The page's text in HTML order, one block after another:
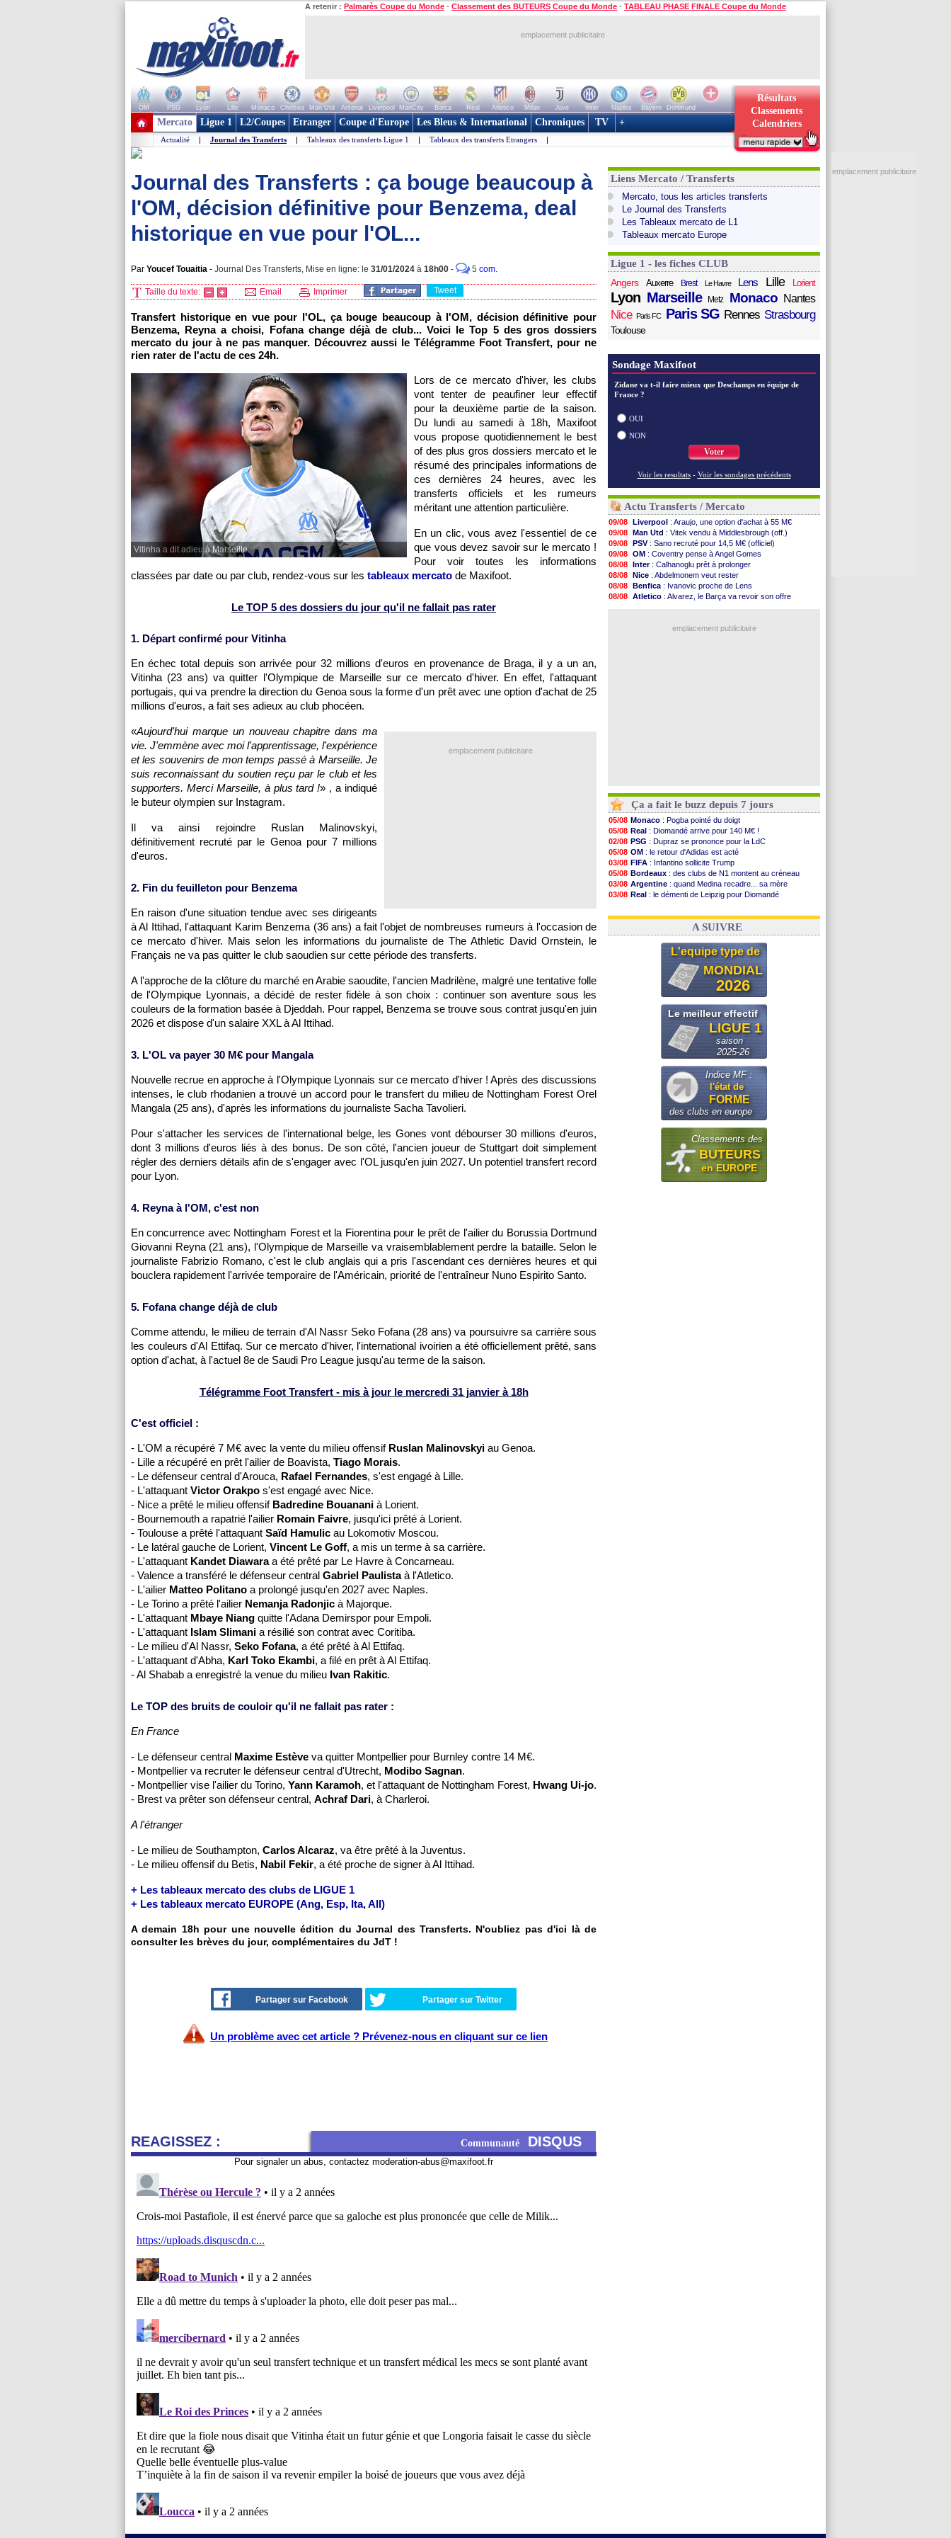
A retenir : Palmarès Coupe du Monde - Classement des BUTEURS Coupe du Monde - TABLEAU PHASE FINALE Coupe du Monde
emplacement publicitaire
OM PSG Lyon Lille Monaco Chelsea Man Utd Arsenal Liverpool ManCity Barca Real Atletico Milan Juve Inter Naples Bayern
Dortmund
+ de clubs
Résultats
Classements
Calendriers
Mercato Ligue 1 L2/Coupes Etranger Coupe d'Europe Les Bleus & International Chroniques TV +
Actualité | Journal des Transferts | Tableaux des transferts Ligue 1 | Tableaux des transferts Etrangers |
Journal des Transferts : ça bouge beaucoup à
l'OM, décision définitive pour Benzema, deal
historique en vue pour l'OL...
Par Youcef Touaitia - Journal Des Transferts, Mise en ligne: le 31/01/2024 à 18h00 - 5 com.
Taille du texte: Email Imprimer Tweet
Transfert historique en vue pour l'OL, ça bouge beaucoup à l'OM, décision définitive pour
Benzema, Reyna a choisi, Fofana change déjà de club... Voici le Top 5 des gros dossiers
mercato du jour à ne pas manquer. Découvrez aussi le Télégramme Foot Transfert, pour ne
rien rater de l'actu de ces 24h.
Vitinha a dit adieu à Marseille.
Lors de ce mercato d'hiver, les clubs
vont tenter de peaufiner leur effectif
pour la deuxième partie de la saison.
Du lundi au samedi à 18h, Maxifoot
vous propose quotidiennement le best
of des plus gros dossiers mercato et le
résumé des principales informations de
ces dernières 24 heures, avec les
transferts officiels et les rumeurs
méritant une attention particulière.
En un clic, vous avez l'essentiel de ce
que vous devez savoir sur le mercato !
Pour voir toutes les informations
classées par date ou par club, rendez-vous sur les tableaux mercato de Maxifoot.
Le TOP 5 des dossiers du jour qu'il ne fallait pas rater
1. Départ confirmé pour Vitinha
En échec total depuis son arrivée pour 32 millions d'euros en provenance de Braga, il y a un an,
Vitinha (23 ans) va quitter l'Olympique de Marseille sur ce mercato d'hiver. En effet, l'attaquant
portugais, qui va prendre la direction du Genoa sous la forme d'un prêt avec une option d'achat de 25
millions d'euros, a fait ses adieux au club phocéen.
emplacement publicitaire
«Aujourd'hui marque un nouveau chapitre dans ma
vie. J'emmène avec moi l'apprentissage, l'expérience
et les souvenirs de mon temps passé à Marseille. Je
suis reconnaissant du soutien reçu par le club et les
supporters. Merci Marseille, à plus tard !» , a indiqué
le buteur olympien sur Instagram.
Il va ainsi rejoindre Ruslan Malinovskyi,
définitivement recruté par le Genoa pour 7 millions
d'euros.
2. Fin du feuilleton pour Benzema
En raison d'une situation tendue avec ses dirigeants
à Al Ittihad, l'attaquant Karim Benzema (36 ans) a fait l'objet de nombreuses rumeurs à l'occasion de
ce mercato d'hiver. Mais selon les informations du journaliste de The Athletic David Ornstein, le
Français ne va pas quitter le club saoudien sur cette période des transferts.
A l'approche de la clôture du marché en Arabie saoudite, l'ancien Madrilène, malgré une tentative folle
de l'Olympique Lyonnais, a décidé de rester fidèle à son choix : continuer son aventure sous les
couleurs de la formation basée à Djeddah. Pour rappel, Benzema se trouve sous contrat jusqu'en juin
2026 et dispose d'un salaire XXL à Al Ittihad.
3. L'OL va payer 30 M€ pour Mangala
Nouvelle recrue en approche à l'Olympique Lyonnais sur ce mercato d'hiver ! Après des discussions
intenses, le club rhodanien a trouvé un accord pour le transfert du milieu de Nottingham Forest Orel
Mangala (25 ans), d'après les informations du journaliste Sacha Tavolieri.
Pour s'attacher les services de l'international belge, les Gones vont débourser 30 millions d'euros,
dont 3 millions d'euros liés à des bonus. De son côté, l'ancien joueur de Stuttgart doit simplement
régler des derniers détails afin de s'engager avec l'OL jusqu'en juin 2027. Un potentiel transfert record
pour Lyon.
4. Reyna à l'OM, c'est non
En concurrence avec Nottingham Forest et la Fiorentina pour le prêt de l'ailier du Borussia Dortmund
Giovanni Reyna (21 ans), l'Olympique de Marseille va vraisemblablement perdre la bataille. Selon le
journaliste Fabrizio Romano, c'est le club anglais qui a pris l'ascendant ces dernières heures et qui
bouclera rapidement l'arrivée temporaire de l'Américain, priorité de l'entraîneur Nuno Espirito Santo.
5. Fofana change déjà de club
Comme attendu, le milieu de terrain d'Al Nassr Seko Fofana (28 ans) va poursuivre sa carrière sous
les couleurs d'Al Ettifaq. Sur ce mercato d'hiver, l'international ivoirien a été officiellement prêté, sans
option d'achat, à l'actuel 8e de Saudi Pro League jusqu'au terme de la saison.
Télégramme Foot Transfert - mis à jour le mercredi 31 janvier à 18h
C'est officiel :
- L'OM a récupéré 7 M€ avec la vente du milieu offensif Ruslan Malinovskyi au Genoa.
- Lille a récupéré en prêt l'ailier de Boavista, Tiago Morais.
- Le défenseur central d'Arouca, Rafael Fernandes, s'est engagé à Lille.
- L'attaquant Victor Orakpo s'est engagé avec Nice.
- Nice a prêté le milieu offensif Badredine Bouanani à Lorient.
- Bournemouth a rapatrié l'ailier Romain Faivre, jusqu'ici prêté à Lorient.
- Toulouse a prêté l'attaquant Saïd Hamulic au Lokomotiv Moscou.
- Le latéral gauche de Lorient, Vincent Le Goff, a mis un terme à sa carrière.
- L'attaquant Kandet Diawaraa été prêté par Le Havre à Concarneau.
- Valence a transféré le défenseur central Gabriel Paulistaà l'Atletico.
- L'ailier Matteo Politano a prolongé jusqu'en 2027 avec Naples.
- Le Torino a prêté l'ailier Nemanja Radonjic à Majorque.
- L'attaquant Mbaye Niang quitte l'Adana Demirspor pour Empoli.
- L'attaquant Islam Slimani a résilié son contrat avec Coritiba.
- Le milieu d'Al Nassr, Seko Fofana, a été prêté à Al Ettifaq.
- L'attaquant d'Abha, Karl Toko Ekambi, a filé en prêt à Al Ettifaq.
- Al Shabab a enregistré la venue du milieu Ivan Rakitic.
Le TOP des bruits de couloir qu'il ne fallait pas rater :
En France
- Le défenseur central Maxime Estève va quitter Montpellier pour Burnley contre 14 M€.
- Montpellier va recruter le défenseur central d'Utrecht, Modibo Sagnan.
- Montpellier vise l'ailier du Torino, Yann Karamoh, et l'attaquant de Nottingham Forest, Hwang Ui-jo.
- Brest va prêter son défenseur central, Achraf Dari, à Charleroi.
A l'étranger
- Le milieu de Southampton, Carlos Alcaraz, va être prêté à la Juventus.
- Le milieu offensif du Betis, Nabil Fekir, a été proche de signer à Al Ittihad.
+ Les tableaux mercato des clubs de LIGUE 1
+ Les tableaux mercato EUROPE (Ang, Esp, Ita, All)
A demain 18h pour une nouvelle édition du Journal des Transferts. N'oubliez pas d'ici là de
consulter les brèves du jour, complémentaires du JdT !
Partager sur Facebook Partager sur Twitter
Un problème avec cet article ? Prévenez-nous en cliquant sur ce lien
REAGISSEZ : Communauté DISQUS
Pour signaler un abus, contactez moderation-abus@maxifoot.fr
Liens Mercato / Transferts
Mercato, tous les articles transferts
Le Journal des Transferts
Les Tableaux mercato de L1
Tableaux mercato Europe
Ligue 1 - les fiches CLUB
Angers
Auxerre Brest Le Havre Lens Lille Lorient
Lyon Marseille Metz Monaco Nantes
Nice Paris FC Paris SG Rennes Strasbourg
Toulouse
Sondage Maxifoot
Zidane va t-il faire mieux que Deschamps en équipe de
France ?
OUI
NON
Voter
Voir les resultats - Voir les sondages précédents
Actu Transferts / Mercato
09/08 Liverpool : Araujo, une option d'achat à 55 M€
09/08 Man Utd : Vitek vendu à Middlesbrough (off.)
09/08 PSV: Sano recruté pour 14,5 M€ (officiel)
09/08 OM : Coventry pense à Angel Gomes
08/08 Inter: Calhanoglu prêt à prolonger
08/08 Nice : Abdelmonem veut rester
08/08 Benfica : Ivanovic proche de Lens
08/08 Atletico : Alvarez, le Barça va revoir son offre
: Sergi Roberto a signé (officiel)
emplacement publicitaire
Ça a fait le buzz depuis 7 jours
05/08 Monaco : Pogba pointé du doigt
05/08 Real : Diomandé arrive pour 140 M€ !
02/08 PSG : Dupraz se prononce pour la LdC
05/08 OM : le retour d'Adidas est acté
03/08 FIFA : Infantino sollicite Trump
05/08 Bordeaux : des clubs de N1 montent au créneau
03/08 Argentine : quand Medina recadre... sa mère
03/08 Real : le démenti de Leipzig pour Diomandé
03/08 OM: Paixão attire un 2e club anglais
A SUIVRE
L'equipe type de
MONDIAL
2026
Le meilleur effectif
LIGUE 1
saison
2025-26
Indice MF :
l'état de
FORME
des clubs en europe
Classements des
BUTEURS
en EUROPE
emplacement publicitaire